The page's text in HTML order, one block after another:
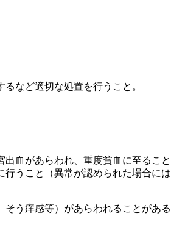
など適切な処置を行うこと。
血があらわれ、重度貧血に至るこ
うこと（異常が認められた場合に
う痒感等）があらわれることがあ